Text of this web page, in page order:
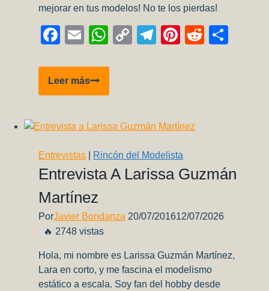
mejorar en tus modelos! No te los pierdas!
Facebook
EmailWhatsApp
CopyTelegram
Pinterest
Reddit
Leer másAAE
Quick
07:
Casero
Entrevistas Rincón del Modelista
Entrevista A Larissa Guzmán
Martínez
PorJavier Bondanza 20/07/201612/07/2026
🔥 2748 vistas
Hola, mi nombre es Larissa Guzmán Martínez,
Lara en corto, y me fascina el modelismo
estático a escala. Soy fan del hobby desde